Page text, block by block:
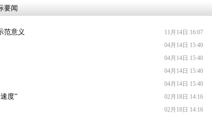
要闻
范意义 11月14日 16:07
04月14日 15:40
04月14日 15:40
04月14日 15:40
04月14日 15:40
度” 02月18日 14:16
02月18日 14:16